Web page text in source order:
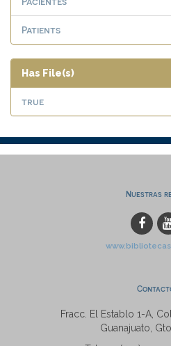
Patients
Has File(s)
true
Nuestras
Fracc. El Establo 1-A,
Guanajuato,